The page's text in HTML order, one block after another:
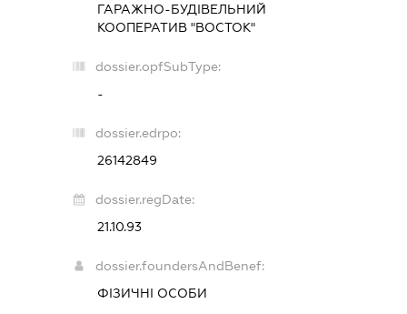
ГАРАЖНО-БУДІВЕЛЬНИЙ
КООПЕРАТИВ "ВОСТОК"
dossier.opfSubType:
-
dossier.edrpo:
26142849
dossier.regDate:
21.10.93
dossier.foundersAndBenef:
ФІЗИЧНІ ОСОБИ